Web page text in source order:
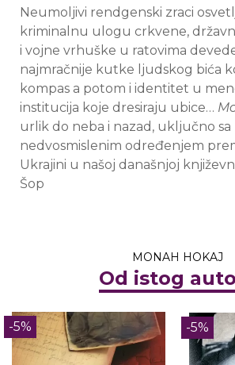
Neumoljivi rendgenski zraci
kriminalnu ulogu crkvene,
i vojne vrhuške u ratovima
najmračnije kutke ljudskog bića
kompas a potom i identitet u
institucija koje dresiraju ubice…
urlik do neba i nazad, uključno sa
nedvosmislenim određenjem
Ukrajini u našoj današnjoj
Šop
MONAH HOKAJ
Od istog
-5% -5%